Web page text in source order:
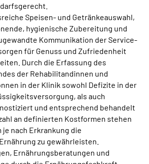
Speisen- und Getränkeauswahl,
hygienische Zubereitung und
Kommunikation der Service-
für Genuss und Zufriedenheit
Durch die Erfassung des
der Rehabilitandinnen und
in der Klinik sowohl Defizite in der
als auch
und entsprechend behandelt
an definierten Kostformen stehen
je nach Erkrankung die
zu gewährleisten.
Ernährungsberatungen und